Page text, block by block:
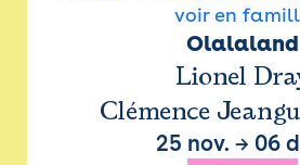
voir en
Olalaland
Lionel
Clémence
25 nov. → 06